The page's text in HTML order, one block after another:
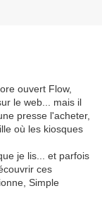
ouvert Flow,
le web... mais il
presse l'acheter,
où les kiosques
je lis... et parfois
ces
Simple